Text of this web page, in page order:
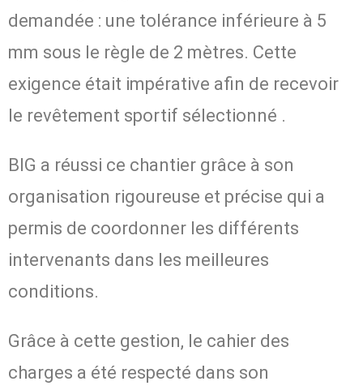
demandée : une tolérance inférieure à 5
mm sous le règle de 2 mètres. Cette
exigence était impérative afin de recevoir
le revêtement sportif sélectionné .
BIG a réussi ce chantier grâce à son
organisation rigoureuse et précise qui a
permis de coordonner les différents
intervenants dans les meilleures
conditions.
Grâce à cette gestion, le cahier des
charges a été respecté dans son